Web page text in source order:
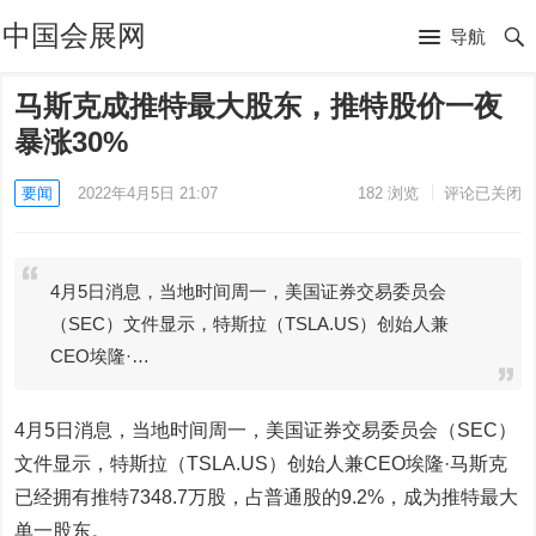
中国会展网 导航
马斯克成推特最大股东，推特股价一夜
暴涨30%
要闻 2022年4月5日 21:07 182浏览 评论已关闭
4月5日消息，当地时间周一，美国证券交易委员会
（SEC）文件显示，特斯拉（TSLA.US）创始人兼
CEO埃隆·…
4月5日消息，当地时间周一，美国证券交易委员会（SEC）
文件显示，特斯拉（TSLA.US）创始人兼CEO埃隆·马斯克
已经拥有推特7348.7万股，占普通股的9.2%，成为推特最大
单一股东。